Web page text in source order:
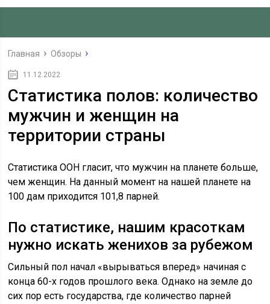
Главная Обзоры
11.12.2022
Статистика полов: количество
мужчин и женщин на
территории страны
Статистика ООН гласит, что мужчин на планете больше,
чем женщин. На данный момент на нашей планете на
100 дам приходится 101,8 парней.
По статистике, нашим красоткам
нужно искать женихов за рубежом
Сильный пол начал «вырываться вперед» начиная с
конца 60-х годов прошлого века. Однако на земле до
сих пор есть государства, где количество парней